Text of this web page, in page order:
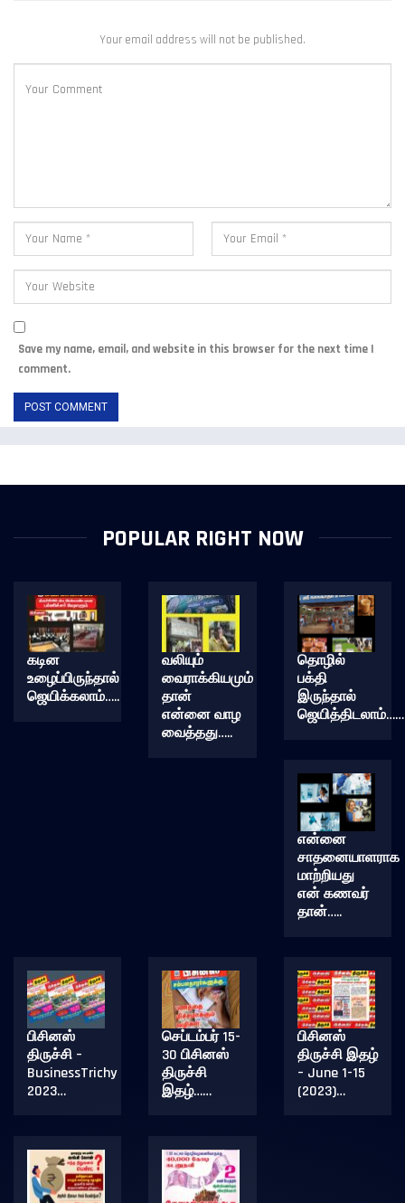
Your email address will not be published.
Save my name, email, and website in this browser for the next time I
comment.
POPULAR RIGHT NOW
கடின
உழைப்பிருந்தால்
ஜெயிக்கலாம்…..
வலியும்
வைராக்கியமும்
தான்
என்னை வாழ
வைத்தது…..
தொழில்
பக்தி
இருந்தால்
என்னை
சாதனையாளராக
மாற்றியது
என் கணவர்
தான்…..
பிசினஸ்
திருச்சி –
BusinessTrichy
2023…
செப்டம்பர் 15-
30 பிசினஸ்
திருச்சி
இதழ்……
பிசினஸ்
திருச்சி இதழ்
– June 1-15
(2023)…